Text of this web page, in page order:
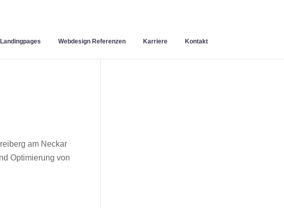
Landingpages Webdesign Referenzen Karriere Kontakt
am Neckar
Optimierung von